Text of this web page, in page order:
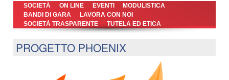
Menu
principale
Vai
al
contenuto
Vai
al
contenuto
SOCIETÀ ON LINE EVENTI
MODULISTICA
BANDI DI GARA
LAVORA CON NOI
SOCIETÀ TRASPARENTE
TUTELA ED ETICA
PROGETTO PHOENIX